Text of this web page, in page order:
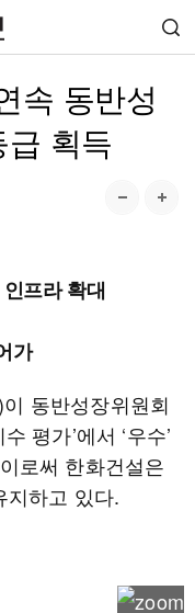
속 동반성
급 획득
프라 확대
가
동반성장위원회
평가’에서 ‘우수’
로써 한화건설은
지하고 있다.